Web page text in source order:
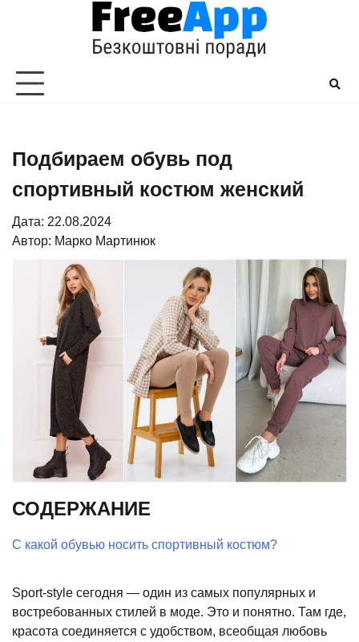
Подбираем обувь под
спортивный костюм женский
Дата: 22.08.2024
Автор: Марко Мартинюк
СОДЕРЖАНИЕ
С какой обувью носить спортивный костюм?
Sport-style сегодня — один из самых популярных и
востребованных стилей в моде. Это и понятно. Там где,
красота соединяется с удобством, всеобщая любовь